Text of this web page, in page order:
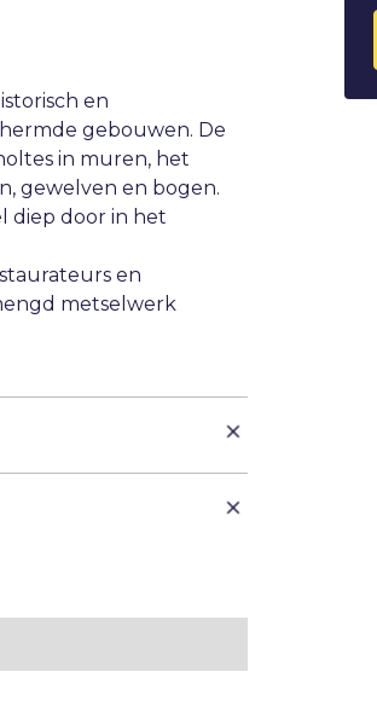
en
gebouwen. De
in muren, het
gewelven en bogen.
diep door in het
en
metselwerk